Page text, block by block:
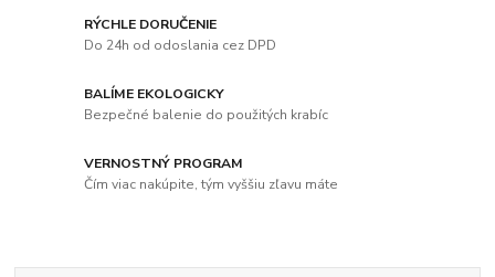
RÝCHLE DORUČENIE
Do 24h od odoslania cez DPD
BALÍME EKOLOGICKY
Bezpečné balenie do použitých krabíc
VERNOSTNÝ PROGRAM
Čím viac nakúpite, tým vyššiu zľavu máte